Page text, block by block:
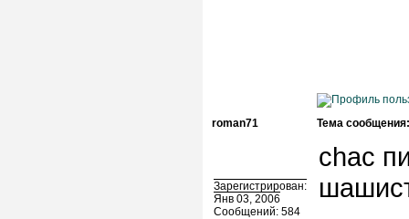
roman71 Тема сообщения:
Зарегистрирован:
Янв 03, 2006
Сообщений: 584
chac